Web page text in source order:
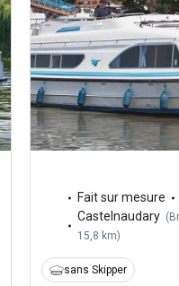
Fait sur mesure
Castelnaudary (
15,8 km)
sans Skipper